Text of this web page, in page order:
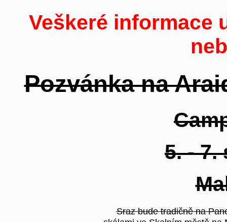
Veškeré informace
Pozvánka na
5. - 7.
Sraz bude tradičně na